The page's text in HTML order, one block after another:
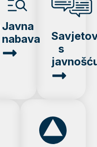
Javna
nabava
s